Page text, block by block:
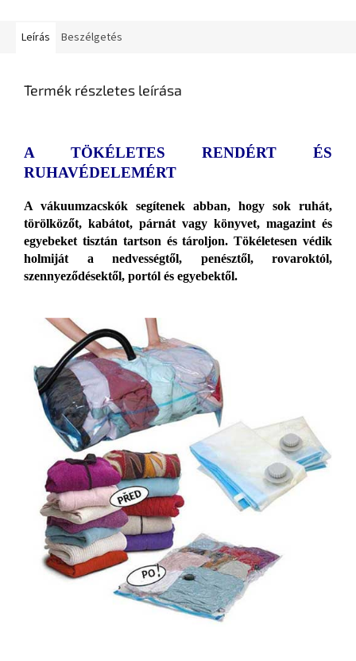
Leírás Beszélgetés
Termék részletes leírása
A TÖKÉLETES RENDÉRT ÉS
RUHAVÉDELEMÉRT
A vákuumzacskók segítenek abban, hogy sok ruhát,
törölközőt, kabátot, párnát vagy könyvet, magazint és
egyebeket tisztán tartson és tároljon. Tökéletesen védik
holmiját a nedvességtől, penésztől, rovaroktól,
szennyeződésektől, portól és egyebektől.